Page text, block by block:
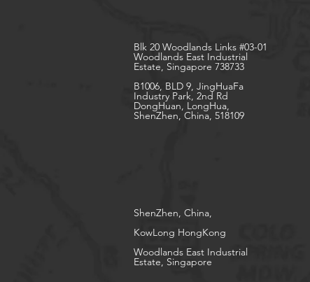
Blk 20 Woodlands Links #03-01
Woodlands East Industrial
Estate, Singapore 738733
B1006, BLD 9, JingHuaFa
Industry Park, 2nd Rd
DongHuan, LongHua,
ShenZhen, China, 518109
ShenZhen, China,
KowLong HongKong​
Woodlands East Industrial
Estate, Singapore